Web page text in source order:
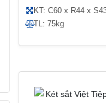
KT: C60 x R44 x
TL: 75kg